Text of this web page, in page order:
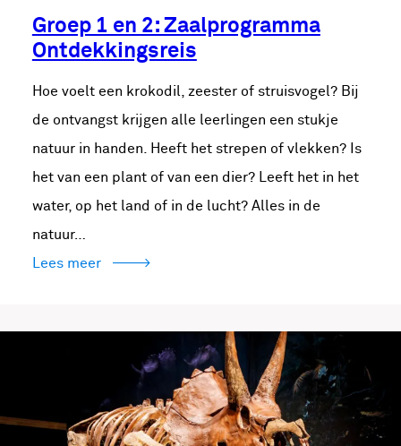
Groep 1 en 2: Zaalprogramma
Ontdekkingsreis
Hoe voelt een krokodil, zeester of struisvogel? Bij
de ontvangst krijgen alle leerlingen een stukje
natuur in handen. Heeft het strepen of vlekken? Is
het van een plant of van een dier? Leeft het in het
water, op het land of in de lucht? Alles in de
natuur…
Lees meer